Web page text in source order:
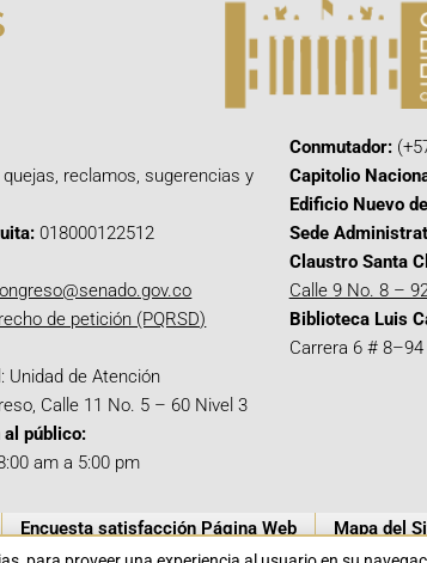
reclamos, sugerencias y
018000122512
de petición (PQRSD)
: Unidad de Atención
Calle 11 No. 5 – 60 Nivel 3
al público:
am a 5:00 pm
Conmutador:
Capitolio
Edificio Nuevo
Sede
Claustro Santa
Calle 9 No. 8 –
Biblioteca Luis
Carrera 6 # 8–94
Encuesta satisfacción Página Web Mapa del